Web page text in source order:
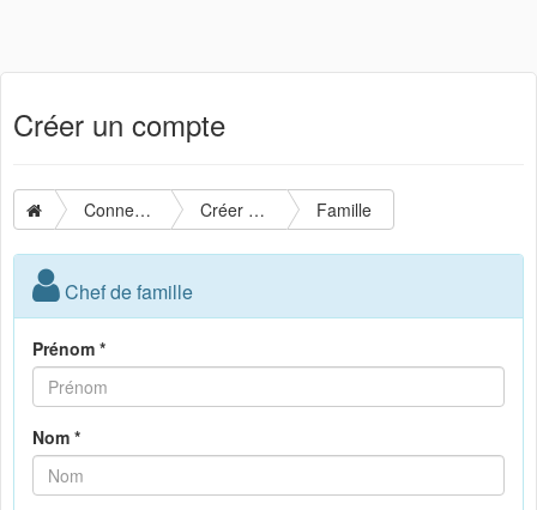
Créer un compte
Connexion Créer un compte Famille
Chef de famille
Prénom *
Nom *